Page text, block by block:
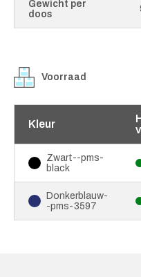
Gewicht per
doos
Voorraad
Kleur
Zwart--pms-
black
Donkerblauw-
-pms-3597